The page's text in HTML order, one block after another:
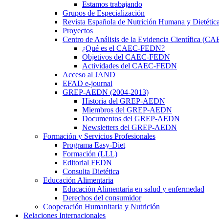
Estamos trabajando
Grupos de Especialización
Revista Española de Nutrición Humana y Dietética
Proyectos
Centro de Análisis de la Evidencia Científica
¿Qué es el CAEC-FEDN?
Objetivos del CAEC-FEDN
Actividades del CAEC-FEDN
Acceso al JAND
EFAD e-journal
GREP-AEDN (2004-2013)
Historia del GREP-AEDN
Miembros del GREP-AEDN
Documentos del GREP-AEDN
Newsletters del GREP-AEDN
Formación y Servicios Profesionales
Programa Easy-Diet
Formación (LLL)
Editorial FEDN
Consulta Dietética
Educación Alimentaria
Educación Alimentaria en salud y enfermedad
Derechos del consumidor
Cooperación Humanitaria y Nutrición
Relaciones Internacionales